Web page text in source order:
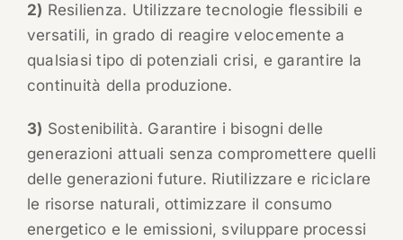
2) Resilienza. Utilizzare tecnologie flessibili e
versatili, in grado di reagire velocemente a
qualsiasi tipo di potenziali crisi, e garantire la
continuità della produzione.
3) Sostenibilità. Garantire i bisogni delle
generazioni attuali senza compromettere quelli
delle generazioni future. Riutilizzare e riciclare
le risorse naturali, ottimizzare il consumo
energetico e le emissioni, sviluppare processi